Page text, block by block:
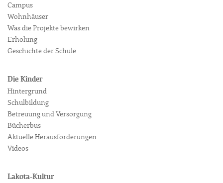
Campus
Wohnhäuser
Was die Projekte bewirken
Erholung
Geschichte der Schule
Die Kinder
Hintergrund
Schulbildung
Betreuung und Versorgung
Bücherbus
Aktuelle Herausforderungen
Videos
Lakota-Kultur